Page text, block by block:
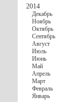
2014
Декабрь
Ноябрь
Октябрь
Сентябрь
Август
Июль
Июнь
Май
Апрель
Март
Февраль
Январь